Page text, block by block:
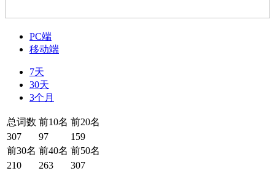
PC端
移动端
7天
30天
3个月
总词数 前10名 前20名
307
97
159
前30名 前40名 前50名
210
263 307